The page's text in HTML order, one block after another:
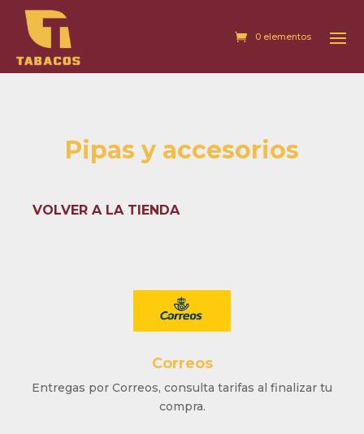
0 elementos
Pipas y accesorios
VOLVER A LA TIENDA
Correos
Entregas por Correos, consulta tarifas al finalizar tu
compra.